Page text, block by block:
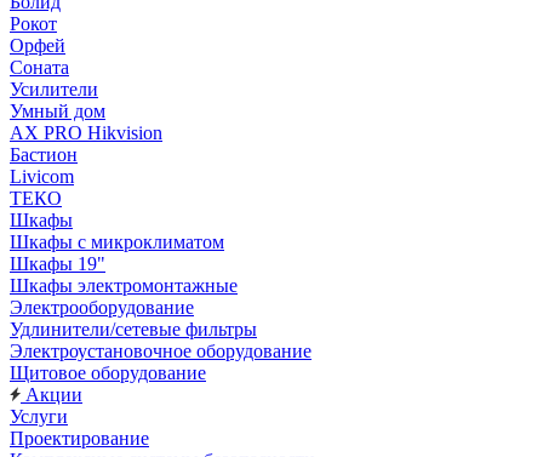
Рокот
Орфей
Соната
Усилители
Умный дом
AX PRO Hikvision
Бастион
Livicom
ТЕКО
Шкафы
Шкафы с микроклиматом
Шкафы 19"
Шкафы электромонтажные
Электрооборудование
Удлинители/сетевые фильтры
Электроустановочное оборудование
Щитовое оборудование
Акции
Услуги
Проектирование